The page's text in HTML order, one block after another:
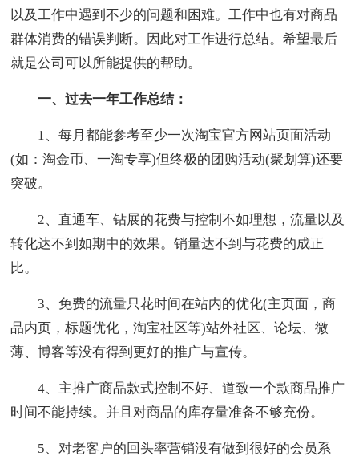
以及工作中遇到不少的问题和困难。工作中也有对商品
群体消费的错误判断。因此对工作进行总结。希望最后
就是公司可以所能提供的帮助。
一、过去一年工作总结：
1、每月都能参考至少一次淘宝官方网站页面活动
(如：淘金币、一淘专享)但终极的团购活动(聚划算)还要
突破。
2、直通车、钻展的花费与控制不如理想，流量以及
转化达不到如期中的效果。销量达不到与花费的成正
比。
3、免费的流量只花时间在站内的优化(主页面，商
品内页，标题优化，淘宝社区等)站外社区、论坛、微
薄、博客等没有得到更好的推广与宣传。
4、主推广商品款式控制不好、道致一个款商品推广
时间不能持续。并且对商品的库存量准备不够充份。
5、对老客户的回头率营销没有做到很好的会员系